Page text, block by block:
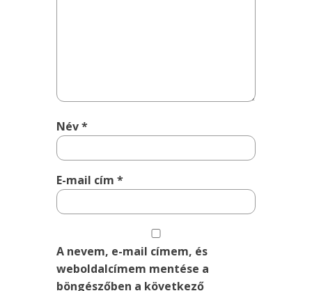
Név*
E-mail cím*
A nevem, e-mail címem, és
weboldalcímem mentése a
böngészőben a következő